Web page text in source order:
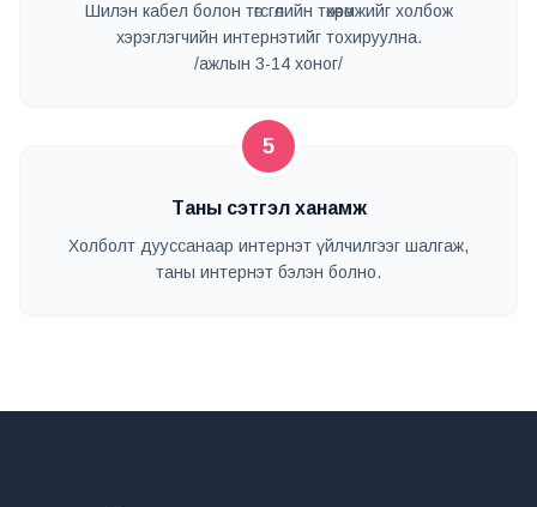
Шилэн кабел болон төгсгөлийн төхөөрөмжийг холбож
хэрэглэгчийн интернэтийг тохируулна.
/ажлын 3-14 хоног/
5
Таны сэтгэл ханамж
Холболт дууссанаар интернэт үйлчилгээг шалгаж,
таны интернэт бэлэн болно.